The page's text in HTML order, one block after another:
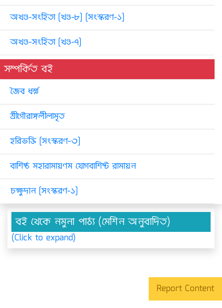
অখণ্ড-সংহিতা [খণ্ড-৮] [সংস্করণ-১]
অখণ্ড-সংহিতা [খণ্ড-৭]
সম্পর্কিত বই
জৈব ধর্ম্ম
শ্রীগৌরাঙ্গলীলামৃত
হরিভক্তি [সংস্করণ-৩]
বাশিষ্ঠ মহারামায়ণম যোগবাশিষ্ট রামায়ন
চক্ষুদান [সংস্করণ-১]
বই থেকে নমুনা পাঠ্য (মেশিন অনুবাদিত)
(Click to expand)
Report Content